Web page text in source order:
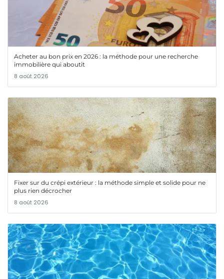
Acheter au bon prix en 2026 : la méthode pour une recherche
immobilière qui aboutit
8 août 2026
Fixer sur du crépi extérieur : la méthode simple et solide pour ne
plus rien décrocher
8 août 2026